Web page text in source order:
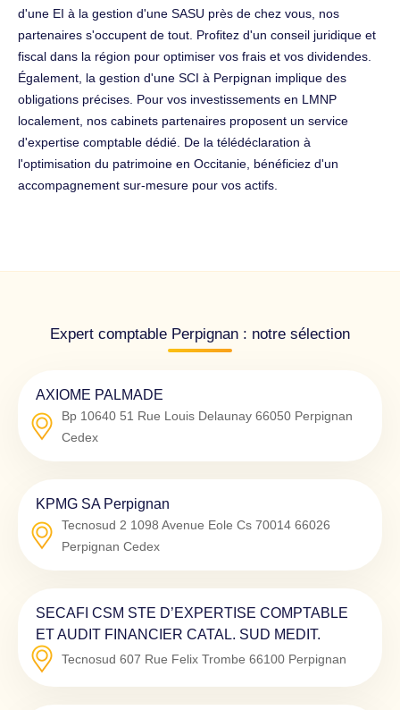
d'une EI à la gestion d'une SASU près de chez vous, nos
partenaires s'occupent de tout. Profitez d'un conseil juridique et
fiscal dans la région pour optimiser vos frais et vos dividendes.
Également, la gestion d'une SCI à Perpignan implique des
obligations précises. Pour vos investissements en LMNP
localement, nos cabinets partenaires proposent un service
d'expertise comptable dédié. De la télédéclaration à
l'optimisation du patrimoine en Occitanie, bénéficiez d'un
accompagnement sur-mesure pour vos actifs.
Expert comptable Perpignan : notre sélection
AXIOME PALMADE
Bp 10640 51 Rue Louis Delaunay 66050 Perpignan
Cedex
KPMG SA Perpignan
Tecnosud 2 1098 Avenue Eole Cs 70014 66026
Perpignan Cedex
SECAFI CSM STE D’EXPERTISE COMPTABLE
ET AUDIT FINANCIER CATAL. SUD MEDIT.
Tecnosud 607 Rue Felix Trombe 66100 Perpignan